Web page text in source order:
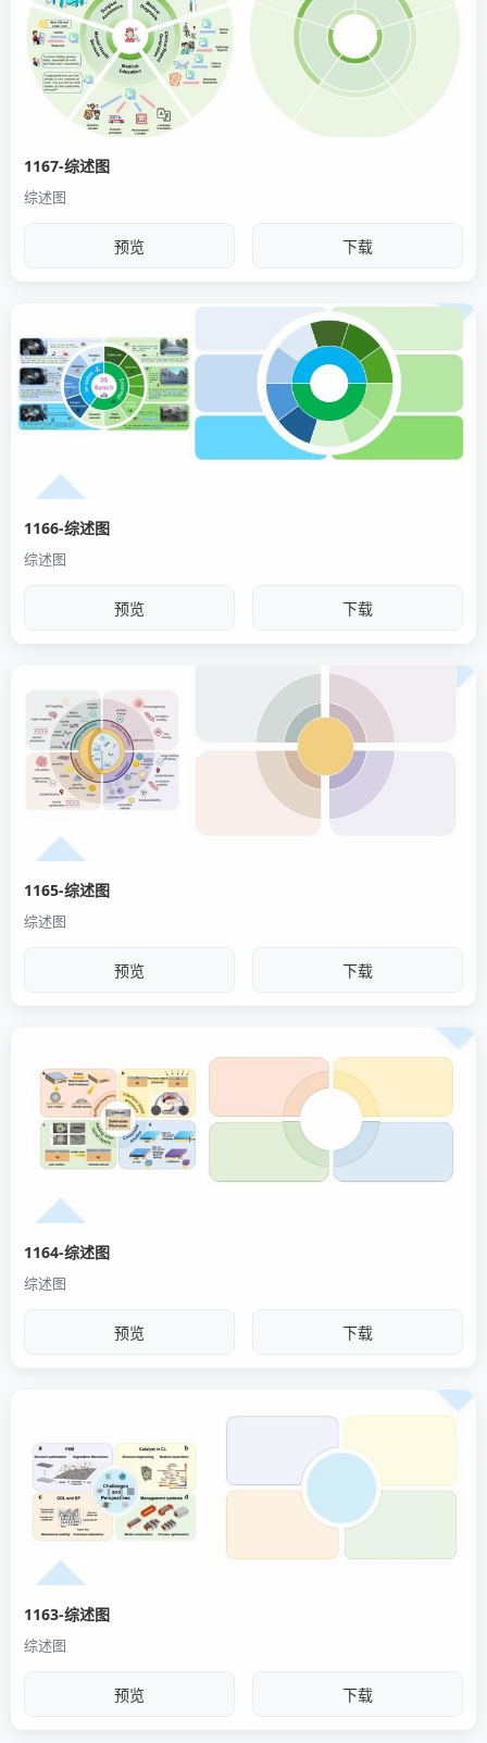
1167-综述图
综述图
预览 下载
1166-综述图
综述图
预览 下载
1165-综述图
综述图
预览 下载
1164-综述图
综述图
预览 下载
1163-综述图
综述图
预览 下载